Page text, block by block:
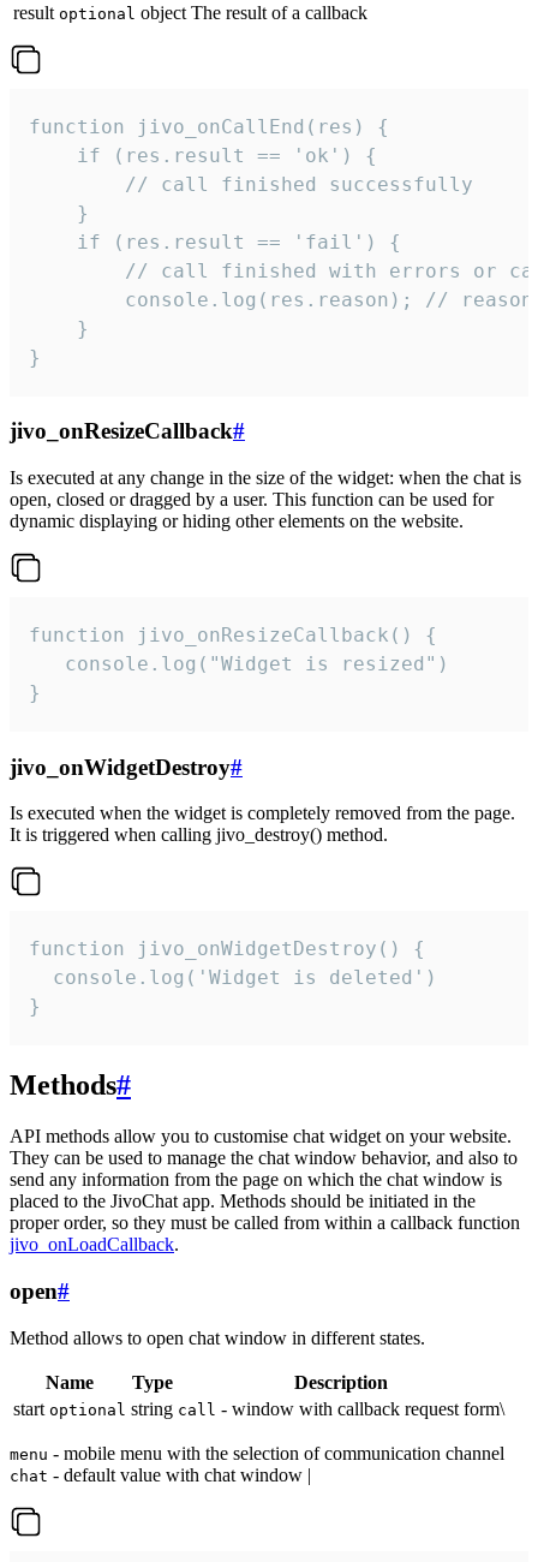
result optional object The result of a callback
function jivo_onCallEnd(res) {
    if (res.result == 'ok') {
        // call finished successfully
    }
    if (res.result == 'fail') {
// call finished with errors or
console.log(res.reason); //
    }
}
jivo_onResizeCallback#
Is executed at any change in the size of the widget: when the chat is
open, closed or dragged by a user. This function can be used for
dynamic displaying or hiding other elements on the website.
function jivo_onResizeCallback() {
   console.log("Widget is resized")
}
jivo_onWidgetDestroy#
Is executed when the widget is completely removed from the page.
It is triggered when calling jivo_destroy() method.
function jivo_onWidgetDestroy() {
  console.log('Widget is deleted')
}
Methods#
API methods allow you to customise chat widget on your website.
They can be used to manage the chat window behavior, and also to
send any information from the page on which the chat window is
placed to the JivoChat app. Methods should be initiated in the
proper order, so they must be called from within a callback function
jivo_onLoadCallback.
open#
Method allows to open chat window in different states.
Name Type
Description
start optional string call - window with callback request form\
menu - mobile menu with the selection of communication channel
chat - default value with chat window |